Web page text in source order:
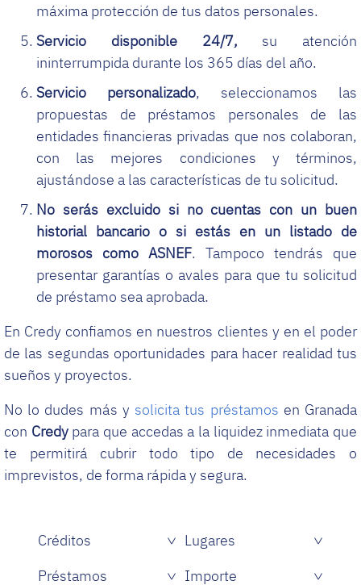
máxima protección de tus datos personales.
Servicio disponible 24/7, su atención
ininterrumpida durante los 365 días del año.
Servicio personalizado, seleccionamos las
propuestas de préstamos personales de las
entidades financieras privadas que nos colaboran,
con las mejores condiciones y términos,
ajustándose a las características de tu solicitud.
No serás excluido si no cuentas con un buen
historial bancario o si estás en un listado de
morosos como ASNEF. Tampoco tendrás que
presentar garantías o avales para que tu solicitud
de préstamo sea aprobada.
En Credy confiamos en nuestros clientes y en el poder
de las segundas oportunidades para hacer realidad tus
sueños y proyectos.
No lo dudes más y solicita tus préstamos en Granada
con Credypara que accedas a la liquidez inmediata que
te permitirá cubrir todo tipo de necesidades o
imprevistos, de forma rápida y segura.
Créditos
Lugares
Préstamos
Importe